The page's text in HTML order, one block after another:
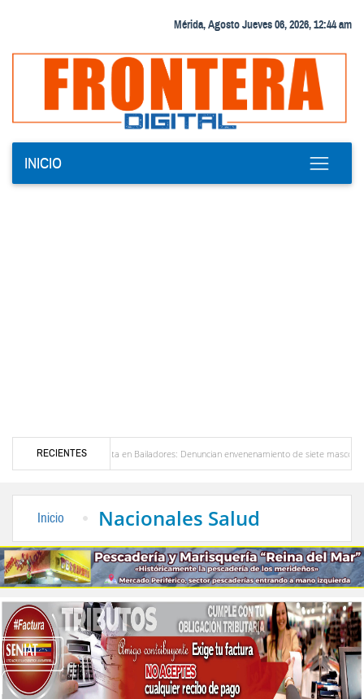
Mérida, Agosto Jueves 06, 2026, 12:44 am
INICIO
RECIENTES
Alerta en Bailadores: Denuncian envenenamiento de siete mascotas en El Rincón de
Inicio Nacionales Salud